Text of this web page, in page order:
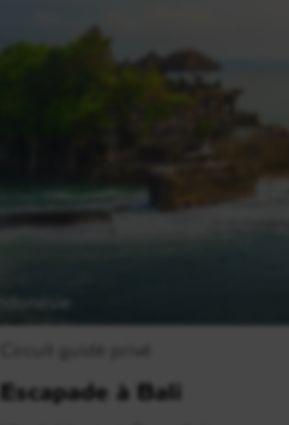
Escapade à Bali